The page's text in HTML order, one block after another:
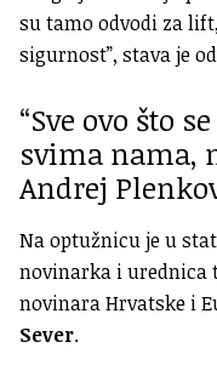
su tamo odvodi za
sigurnost”, stava je
“Sve ovo što
svima nama,
Andrej
Na optužnicu je u
novinarka i urednica
novinara Hrvatske i
Sever.